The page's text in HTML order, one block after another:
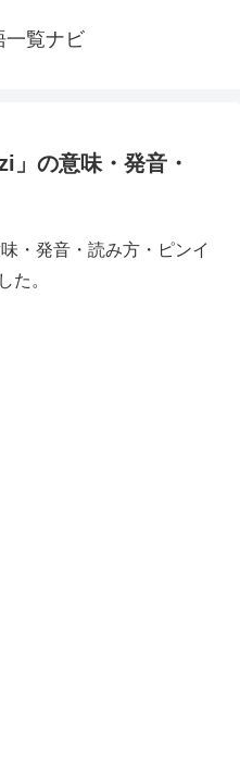
一覧ナビ
」の意味・発音・
・発音・読み方・ピンイ
た。